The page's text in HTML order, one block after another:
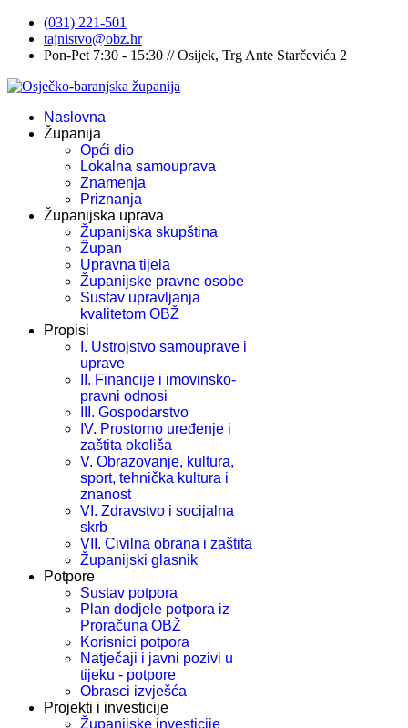
(031) 221-501
tajnistvo@obz.hr
Pon-Pet 7:30 - 15:30 // Osijek, Trg Ante Starčevića 2
Naslovna
Županija
Opći dio
Lokalna samouprava
Znamenja
Priznanja
Županijska uprava
Županijska skupština
Župan
Upravna tijela
Županijske pravne osobe
Sustav upravljanja
kvalitetom OBŽ
Propisi
I. Ustrojstvo samouprave i
uprave
II. Financije i imovinsko-
pravni odnosi
III. Gospodarstvo
IV. Prostorno uređenje i
zaštita okoliša
V. Obrazovanje, kultura,
sport, tehnička kultura i
znanost
VI. Zdravstvo i socijalna
skrb
VII. Civilna obrana i zaštita
Županijski glasnik
Potpore
Sustav potpora
Plan dodjele potpora iz
Proračuna OBŽ
Korisnici potpora
Natječaji i javni pozivi u
tijeku - potpore
Obrasci izvješća
Projekti i investicije
Županijske investicije